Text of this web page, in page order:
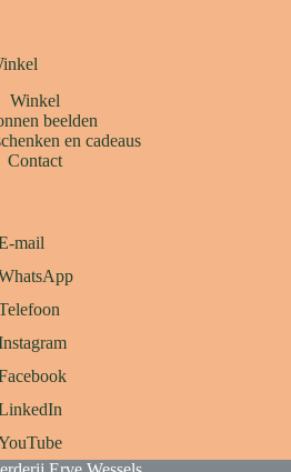
Winkel
beelden
en cadeaus
Contact
mail